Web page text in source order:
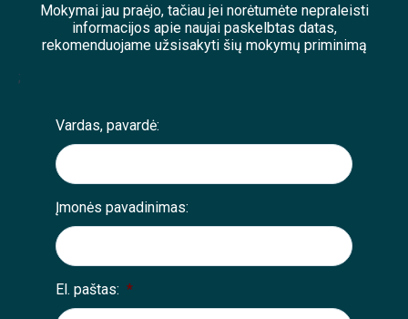
Mokymai jau praėjo, tačiau jei norėtumėte nepraleisti
informacijos apie naujai paskelbtas datas,
rekomenduojame užsisakyti šių mokymų priminimą
;
Vardas, pavardė:
Įmonės pavadinimas:
El. paštas: *